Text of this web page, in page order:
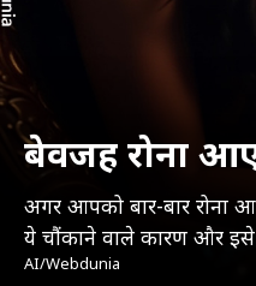
बेवजह रोना
अगर आपको बार-बार रोना
ये चौंकाने वाले कारण और
AI/Webdunia